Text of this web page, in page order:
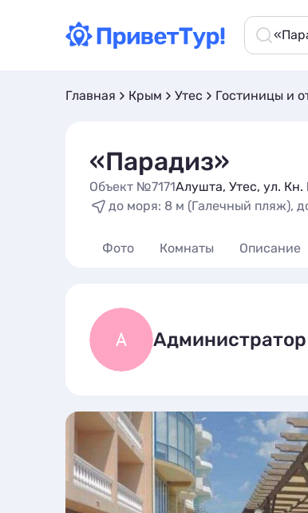
Главная Крым Утес Гостиницы и
«Парадиз»
Объект №7171Алушта, Утес, ул.
до моря: 8 м (Галечный пляж),
Фото Комнаты Описание
А Администратор